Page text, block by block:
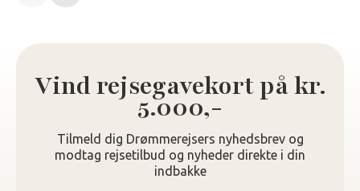
Vind rejsegavekort på kr.
5.000,-
Tilmeld dig Drømmerejsers nyhedsbrev og
modtag rejsetilbud og nyheder direkte i din
indbakke